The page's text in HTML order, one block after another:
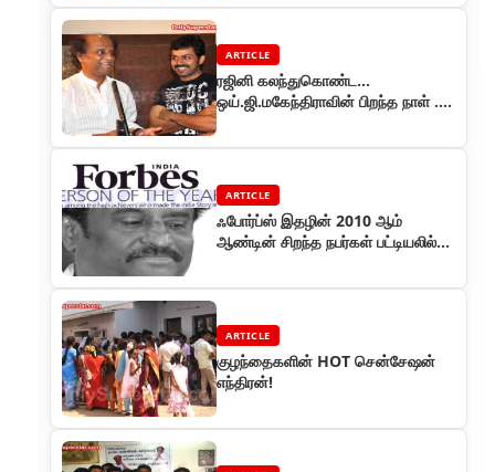
ARTICLE
ரஜினி கலந்துகொண்ட...
ஒய்.ஜி.மகேந்திராவின் பிறந்த நாள் ...
காட்சி
ARTICLE
ஃபோர்ப்ஸ் இதழின் 2010 ஆம்
ஆண்டின் சிறந்த நபர்கள் பட்டியலில்
ARTICLE
குழந்தைகளின் HOT சென்சேஷன்
எந்திரன்!